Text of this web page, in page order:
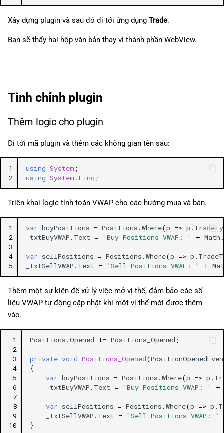
Xây dựng plugin và sau đó đi tới ứng dụng Trade.
Bạn sẽ thấy hai hộp văn bản thay vì thành phần WebView.
Tinh chỉnh plugin
Thêm logic cho plugin
Đi tới mã plugin và thêm các không gian tên sau:
1
2
using System ;
using System.Linq ;
Triển khai logic tính toán VWAP cho các hướng mua và bán.
1
2
3
4
5
var buyPositions = Positions .Where(p => p .
_txtBuyVWAP . Text = "Buy Positions VWAF: " + Math .
var sellPositions = Positions .Where(p => p .
_txtSellVWAP . Text = "Sell Positions VWAF: " +
Thêm một sự kiện để xử lý việc mở vị thế, đảm bảo các số
liệu VWAP tự động cập nhật khi một vị thế mới được thêm
vào.
1
2
3
4
5
6
7
8
9
10
Positions .Opened += Positions_Opened ;
private void Positions_Opened(
{
var buyPositions = Positions .Where(p => p .
_txtBuyVWAP . Text = "Buy Positions VWAP: " +
var sellPositions = Positions .Where(p => p .
_txtSellVWAP . Text =
"Sell Positions VWAP: "
}